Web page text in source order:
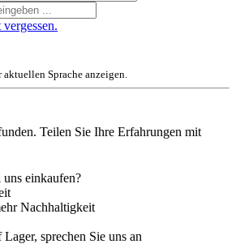
Sprache anzeigen.
Teilen Sie Ihre Erfahrungen mit
einkaufen?
Nachhaltigkeit
sprechen Sie uns an